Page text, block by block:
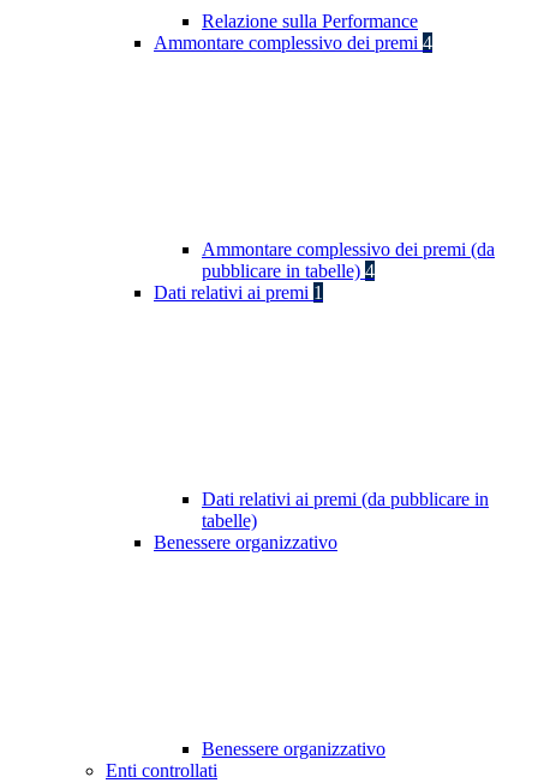
Relazione sulla Performance
Ammontare complessivo dei premi 4
Ammontare complessivo dei premi (da
pubblicare in tabelle) 4
Dati relativi ai premi 1
Dati relativi ai premi (da pubblicare in
tabelle)
Benessere organizzativo
Benessere organizzativo
Enti controllati